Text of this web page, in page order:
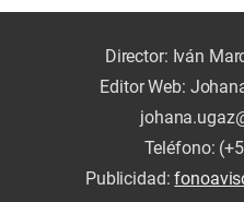
Director: Iván
Editor Web:
Teléfono:
Publicidad: